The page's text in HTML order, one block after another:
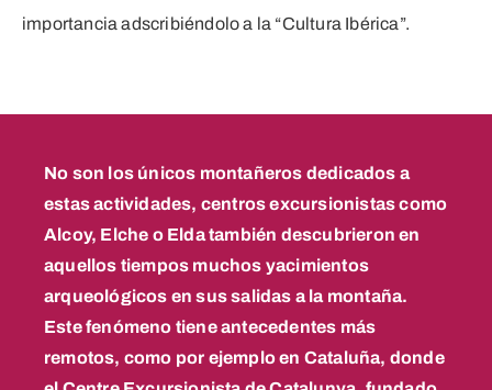
importancia adscribiéndolo a la “Cultura Ibérica”.
No son los únicos montañeros dedicados a
estas actividades, centros excursionistas como
Alcoy, Elche o Elda también descubrieron en
aquellos tiempos muchos yacimientos
arqueológicos en sus salidas a la montaña.
Este fenómeno tiene antecedentes más
remotos, como por ejemplo en Cataluña, donde